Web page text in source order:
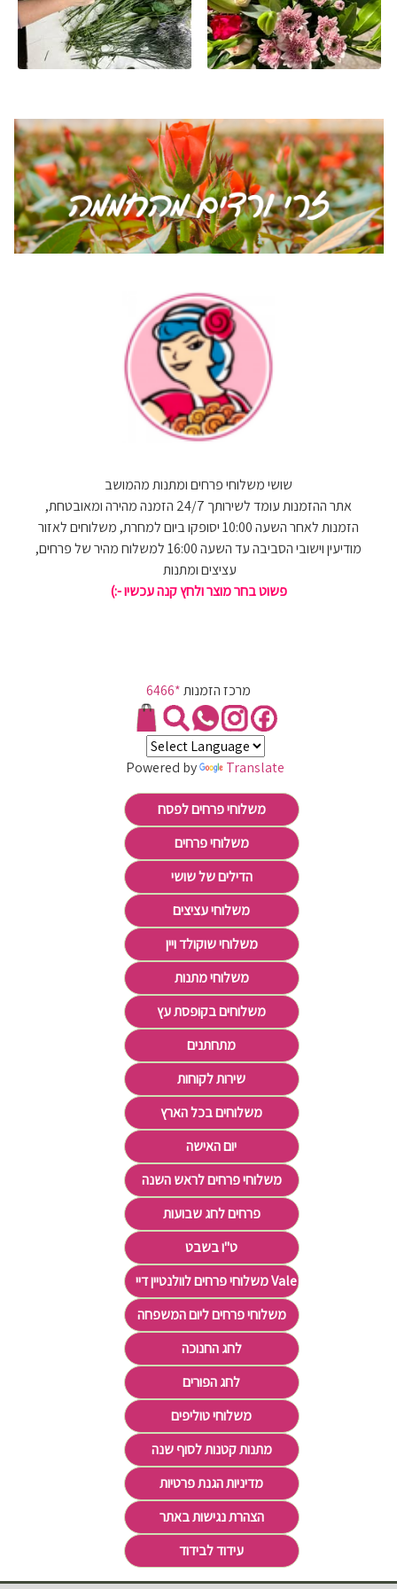
שושי משלוחי פרחים ומתנות מהמושב
אתר ההזמנות עומד לשירותך 24/7 הזמנה מהירה ומאובטחת,
הזמנות לאחר השעה 10:00 יסופקו ביום למחרת, משלוחים לאזור
מודיעין וישובי הסביבה עד השעה 16:00 למשלוח מהיר של פרחים,
עציצים ומתנות
פשוט בחר מוצר ולחץ קנה עכשיו -:)
מרכז הזמנות*6466
Powered by Translate
משלוחי פרחים לפסח
משלוחי פרחים
הדילים של שושי
משלוחי עציצים
משלוחי שוקולד ויין
משלוחי מתנות
משלוחים בקופסת עץ
מתחתנים
שירות לקוחות
משלוחים בכל הארץ
יום האישה
משלוחי פרחים לראש השנה
פרחים לחג שבועות
ט"ו בשבט
משלוחי פרחים לוולנטיין דיי Valentine's Day
משלוחי פרחים ליום המשפחה
לחג החנוכה
לחג הפורים
משלוחי טוליפים
מתנות קטנות לסוף שנה
מדיניות הגנת פרטיות
הצהרת נגישות באתר
עידוד לבידוד